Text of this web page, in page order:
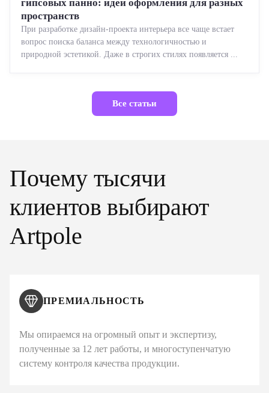
гипсовых панно: идеи оформления для разных
пространств
При разработке дизайн-проекта интерьера все чаще встает
вопрос поиска баланса между технологичностью и
природной эстетикой. Даже в строгих стилях появляется ...
Все статьи
Почему тысячи
клиентов выбирают
Artpole
ПРЕМИАЛЬНОСТЬ
Мы опираемся на огромный опыт и экспертизу,
полученные за 12 лет работы, и многоступенчатую
систему контроля качества продукции.